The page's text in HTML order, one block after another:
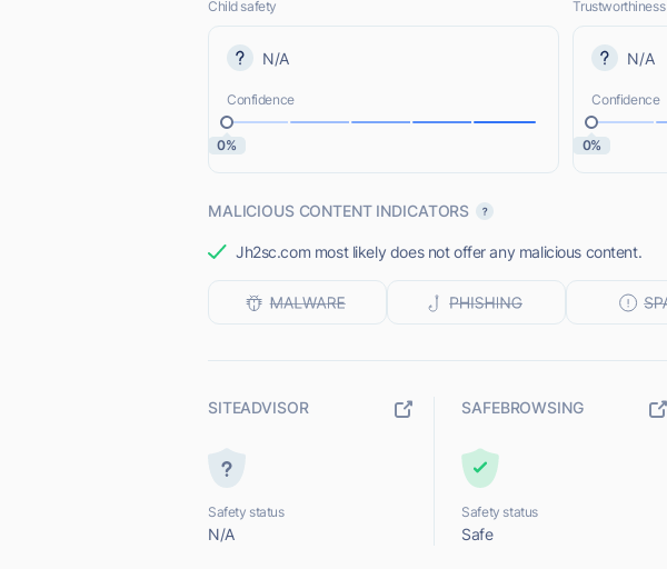
Child safety
N/A
Confidence
0%
Trustworthiness
N/A
Confidence
0%
MALICIOUS CONTENT INDICATORS
Jh2sc.com most likely does not offer any malicious content.
SITEADVISOR
Safety status
N/A
SAFEBROWSING
Safety status
Safe